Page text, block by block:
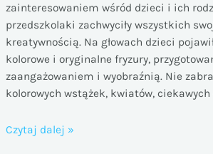
zainteresowaniem wśród dzieci i ich
przedszkolaki zachwyciły wszystkich
kreatywnością. Na głowach dzieci
kolorowe i oryginalne fryzury,
zaangażowaniem i wyobraźnią. Nie
kolorowych wstążek, kwiatów, ciekawych
DZIEŃ
Czytaj dalej »